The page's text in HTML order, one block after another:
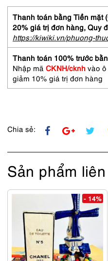
dài
nữ-
Spick
Span
NOBLE
longline
blazer
~
lượng
Thanh toán bằng Tiền mặt
20% giá trị đơn hàng, Quy
https://kiwiki.vn/phuong-
Thanh toán 100% trước
Nhập mã CKNH/cknh vào
giảm 10% giá trị đơn hàng
Chia sẻ:
Sản phẩm
- 14%